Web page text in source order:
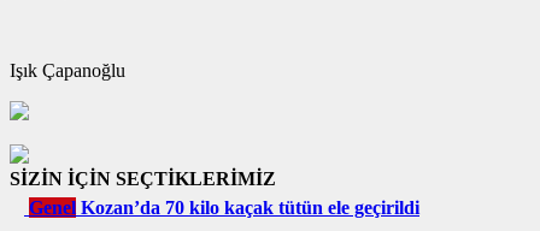
Işık Çapanoğlu
SİZİN İÇİN SEÇTİKLERİMİZ
Genel Kozan’da 70 kilo kaçak tütün ele geçirildi